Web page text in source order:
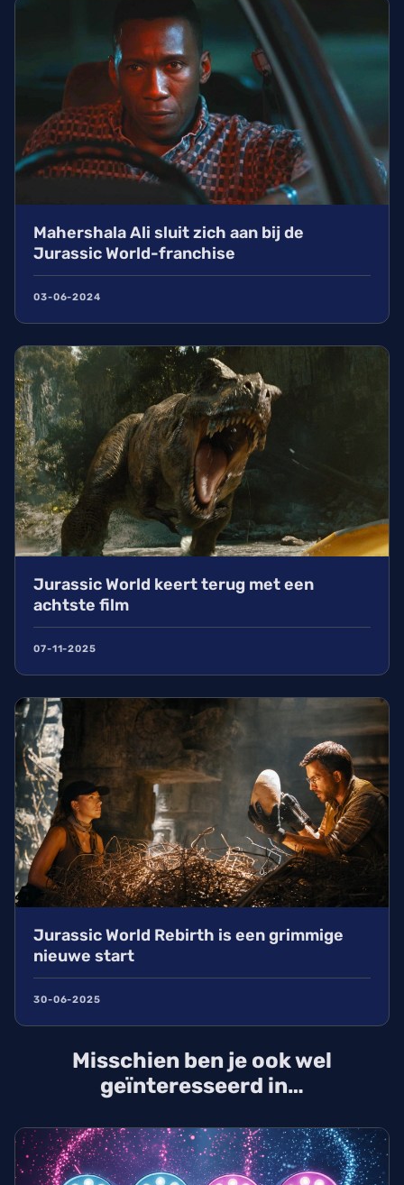
Mahershala Ali sluit zich aan bij de
Jurassic World-franchise
03-06-2024
Jurassic World keert terug met een
achtste film
07-11-2025
Jurassic World Rebirth is een grimmige
nieuwe start
30-06-2025
Misschien ben je ook wel
geïnteresseerd in…